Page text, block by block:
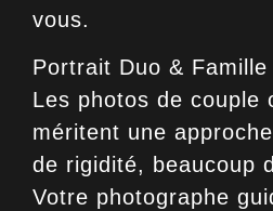
vous.
Portrait Duo & Famille
Les photos de couple
méritent une
de rigidité, beaucoup
Votre photographe